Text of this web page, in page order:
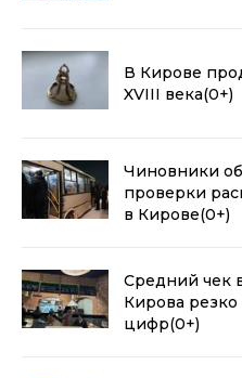
В Кирове
XVIII века(0+)
Чиновники
проверки
в Кирове(0+)
Средний чек
Кирова
цифр(0+)